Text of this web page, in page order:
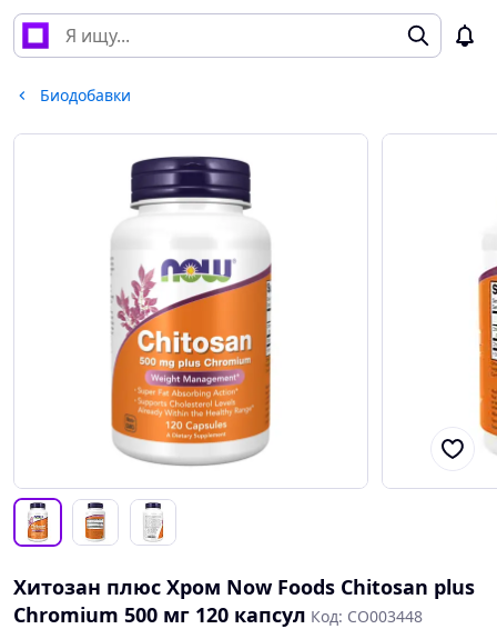
Биодобавки
Хитозан плюс Хром Now Foods Chitosan plus
Chromium 500 мг 120 капсул Код: CO003448